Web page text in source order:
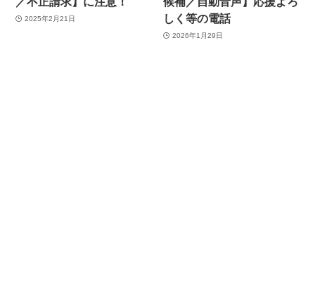
2025年2月21日
しく等の電話
2026年1月29日